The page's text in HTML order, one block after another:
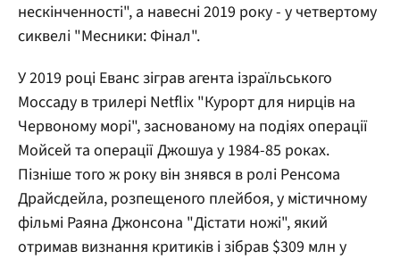
нескінченності", а навесні 2019 року - у четвертому
сиквелі "Месники: Фінал".
У 2019 році Еванс зіграв агента ізраїльського
Моссаду в трилері Netflix "Курорт для нирців на
Червоному морі", заснованому на подіях операції
Мойсей та операції Джошуа у 1984-85 роках.
Пізніше того ж року він знявся в ролі Ренсома
Драйсдейла, розпещеного плейбоя, у містичному
фільмі Раяна Джонсона "Дістати ножі", який
отримав визнання критиків і зібрав $309 млн у